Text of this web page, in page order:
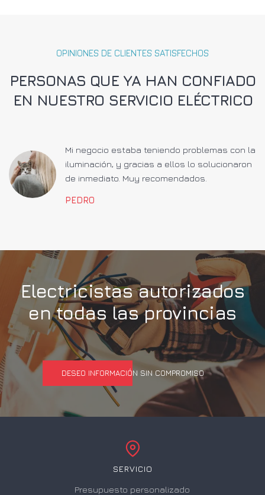
OPINIONES DE CLIENTES SATISFECHOS
PERSONAS QUE YA HAN CONFIADO
EN NUESTRO SERVICIO ELÉCTRICO
Mi negocio estaba teniendo problemas con la
iluminación, y gracias a ellos lo solucionaron
de inmediato. Muy recomendados.
PEDRO
Electricistas autorizados
en todas las provincias
DESEO INFORMACIÓN SIN COMPROMISO
SERVICIO
Presupuesto personalizado